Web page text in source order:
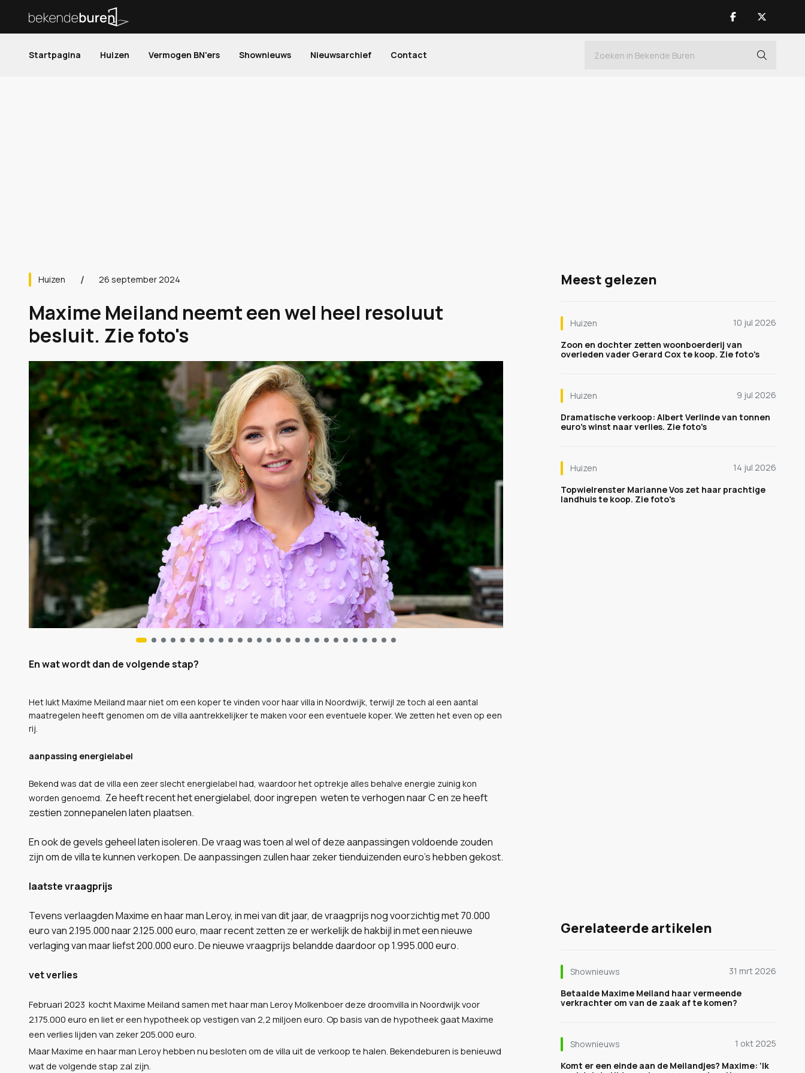
Startpagina Huizen Vermogen BN'ers Shownieuws Nieuwsarchief Contact
Huizen 26 september 2024
Maxime Meiland neemt een wel heel resoluut
besluit. Zie foto's
En wat wordt dan de volgende stap?
Het lukt Maxime Meiland maar niet om een koper te vinden voor haar villa in Noordwijk, terwijl ze toch al een aantal
maatregelen heeft genomen om de villa aantrekkelijker te maken voor een eventuele koper. We zetten het even op een
rij.
aanpassing energielabel
Bekend was dat de villa een zeer slecht energielabel had, waardoor het optrekje alles behalve energie zuinig kon
worden genoemd. Ze heeft recent het energielabel, door ingrepen weten te verhogen naar C en ze heeft
zestien zonnepanelen laten plaatsen.
En ook de gevels geheel laten isoleren. De vraag was toen al wel of deze aanpassingen voldoende zouden
zijn om de villa te kunnen verkopen. De aanpassingen zullen haar zeker tienduizenden euro's hebben gekost.
laatste vraagprijs
Tevens verlaagden Maxime en haar man Leroy, in mei van dit jaar, de vraagprijs nog voorzichtig met 70.000
euro van 2.195.000 naar 2.125.000 euro, maar recent zetten ze er werkelijk de hakbijl in met een nieuwe
verlaging van maar liefst 200.000 euro. De nieuwe vraagprijs belandde daardoor op 1.995.000 euro.
vet verlies
Februari 2023 kocht Maxime Meiland samen met haar man Leroy Molkenboer deze droomvilla in Noordwijk voor
2.175.000 euro en liet er een hypotheek op vestigen van 2,2 miljoen euro. Op basis van de hypotheek gaat Maxime
een verlies lijden van zeker 205.000 euro.
Maar Maxime en haar man Leroy hebben nu besloten om de villa uit de verkoop te halen. Bekendeburen is benieuwd
wat de volgende stap zal zijn.
Meest gelezen
Huizen
10 jul 2026
Zoon en dochter zetten woonboerderij van
overleden vader Gerard Cox te koop. Zie foto's
Huizen
9 jul 2026
Dramatische verkoop: Albert Verlinde van tonnen
euro's winst naar verlies. Zie foto's
Huizen
14 jul 2026
Topwielrenster Marianne Vos zet haar prachtige
landhuis te koop. Zie foto's
Gerelateerde artikelen
Shownieuws
31 mrt 2026
Betaalde Maxime Meiland haar vermeende
verkrachter om van de zaak af te komen?
Shownieuws
1 okt 2025
Komt er een einde aan de Meilandjes? Maxime: ‘Ik